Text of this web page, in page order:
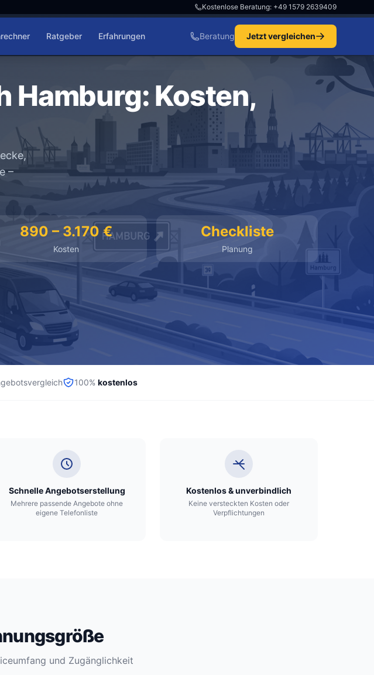
Kostenlose Beratung: +49 1579 2639409
Ratgeber Erfahrungen Beratung Jetzt vergleichen
Hamburg: Kosten,
–
890 – 3.170 €
Kosten
Checkliste
Planung
100% kostenlos
Schnelle Angebotserstellung
Mehrere passende Angebote ohne
eigene Telefonliste
Kostenlos & unverbindlich
Keine versteckten Kosten oder
Verpflichtungen
und Zugänglichkeit